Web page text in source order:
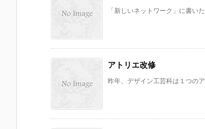
「新しいネットワーク」に書い
アトリエ改修
昨年、デザイン工芸科は１つの